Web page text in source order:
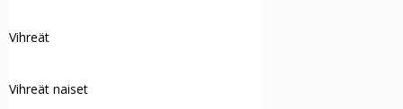
Vihreät
Vihreät naiset